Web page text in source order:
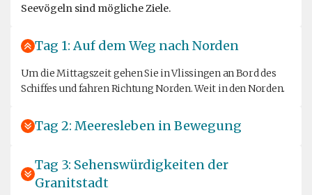
Seevögeln sind mögliche Ziele.
Tag 1: Auf dem Weg nach Norden
Um die Mittagszeit gehen Sie in Vlissingen an Bord des
Schiffes und fahren Richtung Norden. Weit in den Norden.
Tag 2: Meeresleben in Bewegung
Tag 3: Sehenswürdigkeiten der
Granitstadt